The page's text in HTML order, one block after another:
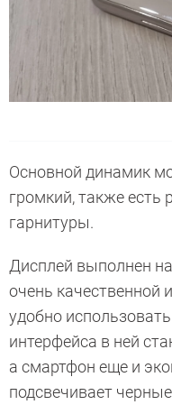
Основной динамик
громкий, также есть
гарнитуры.
Дисплей выполнен
очень качественной
удобно
интерфейса в ней
а смартфон еще и
подсвечивает